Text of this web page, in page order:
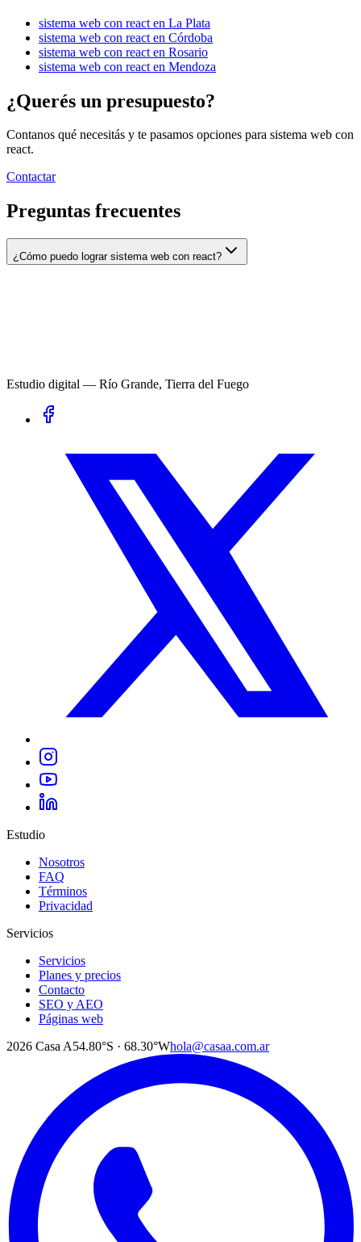
sistema web con react en La Plata
sistema web con react en Córdoba
sistema web con react en Rosario
sistema web con react en Mendoza
¿Querés un presupuesto?
Contanos qué necesitás y te pasamos opciones para sistema web con
react.
Contactar
Preguntas frecuentes
¿Cómo puedo lograr sistema web con react?
Estudio digital — Río Grande, Tierra del Fuego
Estudio
Nosotros
FAQ
Términos
Privacidad
Servicios
Servicios
Planes y precios
Contacto
SEO y AEO
Páginas web
2026 Casa A54.80°S · 68.30°Whola@casaa.com.ar